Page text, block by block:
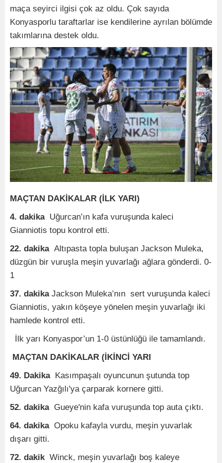
maça seyirci ilgisi çok az oldu. Çok sayıda
Konyasporlu taraftarlar ise kendilerine ayrılan bölümde
takımlarına destek oldu.
MAÇTAN DAKİKALAR (İLK YARI)
4. dakikaUğurcan’ın kafa vuruşunda kaleci
Gianniotis topu kontrol etti.
22. dakikaAltıpasta topla buluşan Jackson Muleka,
düzgün bir vuruşla meşin yuvarlağı ağlara gönderdi. 0-
1
37. dakikaJackson Muleka’nın sert vuruşunda kaleci
Gianniotis, yakın köşeye yönelen meşin yuvarlağı iki
hamlede kontrol etti.
İlk yarı Konyaspor’un 1-0 üstünlüğü ile tamamlandı.
MAÇTAN DAKİKALAR (İKİNCİ YARI
49. DakikaKasımpaşalı oyuncunun şutunda top
Uğurcan Yazğılı'ya çarparak kornere gitti.
52. dakikaGueye'nin kafa vuruşunda top auta çıktı.
64. dakikaOpoku kafayla vurdu, meşin yuvarlak
dışarı gitti.
72. dakikWinck, meşin yuvarlağı boş kaleye